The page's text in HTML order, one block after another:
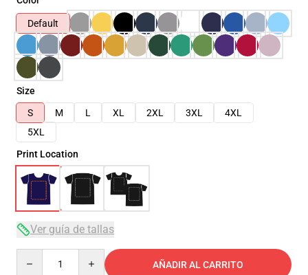
Default
Size
S
M L XL 2XL 3XL
4XL
5XL
Print Location
Ver guía de tallas
AÑADIR AL CARRITO